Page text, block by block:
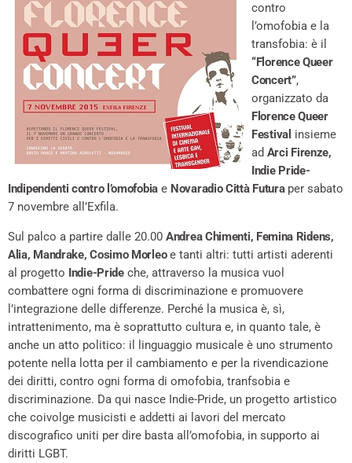
contro
l’omofobia e la
transfobia: è il
“Florence Queer
Concert”,
organizzato da
Florence Queer
Festival insieme
ad Arci Firenze,
Indie Pride-
Indipendenti contro l’omofobia e Novaradio Città Futuraper sabato
7 novembre all’Exfila.
Sul palco a partire dalle 20.00 Andrea Chimenti, Femina Ridens,
Alia, Mandrake, Cosimo Morleoe tanti altri: tutti artisti aderenti
al progetto Indie-Prideche, attraverso la musica vuol
combattere ogni forma di discriminazione e promuovere
l’integrazione delle differenze. Perché la musica è, sì,
intrattenimento, ma è soprattutto cultura e, in quanto tale, è
anche un atto politico: il linguaggio musicale è uno strumento
potente nella lotta per il cambiamento e per la rivendicazione
dei diritti, contro ogni forma di omofobia, tranfsobia e
discriminazione. Da qui nasce Indie-Pride, un progetto artistico
che coivolge musicisti e addetti ai lavori del mercato
discografico uniti per dire basta all’omofobia, in supporto ai
diritti LGBT.